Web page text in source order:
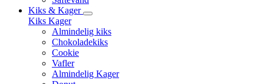
Kiks & Kager
Kiks Kager
Almindelig kiks
Chokoladekiks
Cookie
Vafler
Almindelig Kager